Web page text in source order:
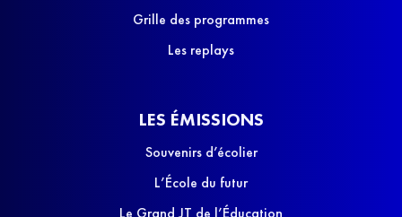
Grille des programmes
Les replays
LES ÉMISSIONS
Souvenirs d’écolier
L’École du futur